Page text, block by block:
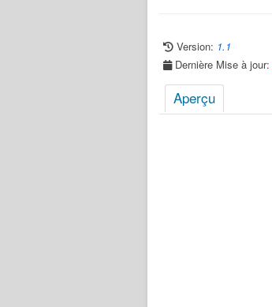
Version: 1.1
Dernière Mise à jour:
Aperçu